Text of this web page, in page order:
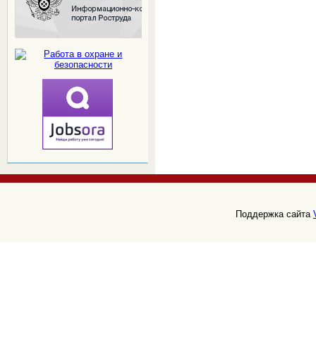
Поддержка сайта